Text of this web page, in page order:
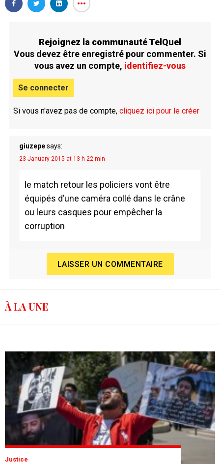
Rejoignez la communauté TelQuel
Vous devez être enregistré pour commenter. Si
vous avez un compte, identifiez-vous
Se connecter
Si vous n'avez pas de compte, cliquez ici pour le créer
giuzepe says:
23 January 2015 at 13 h 22 min
le match retour les policiers vont être
équipés d’une caméra collé dans le crâne
ou leurs casques pour empêcher la
corruption
LAISSER UN COMMENTAIRE
À LA UNE
Justice